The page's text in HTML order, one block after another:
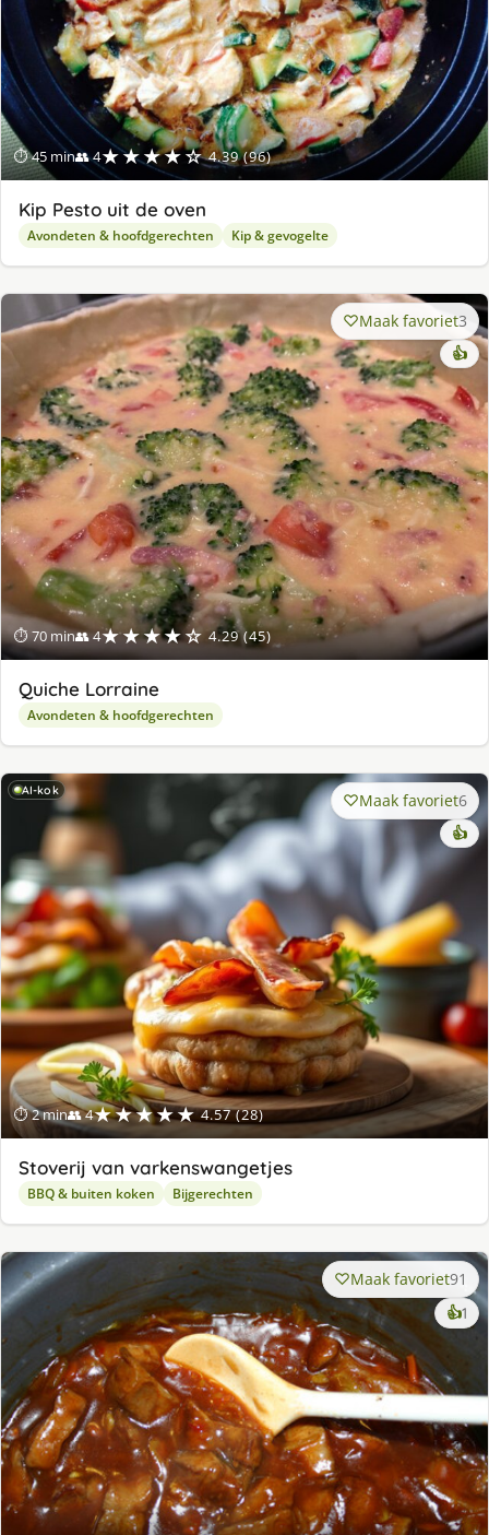
⏱ 45 min👥 4★★★★☆ 4.39 (96)
Kip Pesto uit de oven
Avondeten & hoofdgerechten Kip & gevogelte
⏱ 70 min👥 4★★★★☆ 4.29 (45)
Maak favoriet3
👍
Quiche Lorraine
Avondeten & hoofdgerechten
AI-kok
⏱ 2 min👥 4★★★★★ 4.57 (28)
Maak favoriet6
👍
Stoverij van varkenswangetjes
BBQ & buiten koken Bijgerechten
Maak favoriet91
👍1